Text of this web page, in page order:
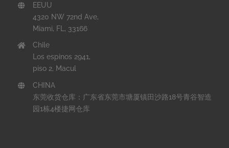
EEUU
4320 NW 72nd Ave,
Miami, FL, 33166
Chile
Los espinos 2941,
piso 2, Macul
CHINA
东莞收货仓库：广东省东莞市塘厦镇田沙路18号青谷智造
园1栋4楼捷网仓库